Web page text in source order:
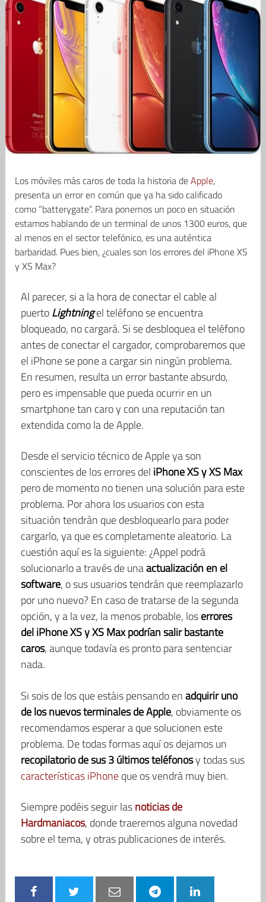
Los móviles más caros de toda la historia deApple,
presenta un error en común que ya ha sido calificado
como “batterygate”. Para ponernos un poco en situación
estamos hablando de un terminal de unos 1300 euros, que
al menos en el sector telefónico, es una auténtica
barbaridad. Pues bien, ¿cuales son los errores del iPhone XS
y XS Max?
Al parecer, si a la hora de conectar el cable al
puertoLightningel teléfono se encuentra
bloqueado, no cargará. Si se desbloquea el teléfono
antes de conectar el cargador, comprobaremos que
el iPhone se pone a cargar sin ningún problema.
En resumen, resulta un error bastante absurdo,
pero es impensable que pueda ocurrir en un
smartphone tan caro y con una reputación tan
extendida como la de Apple.
Desde el servicio técnico de Apple ya son
conscientes de los errores del iPhone XS y XS Max
pero de momento no tienen una solución para este
problema. Por ahora los usuarios con esta
situación tendrán que desbloquearlo para poder
cargarlo, ya que es completamente aleatorio. La
cuestión aquí es la siguiente: ¿Appel podrá
solucionarlo a través de unaactualización en el
software, o sus usuarios tendrán que reemplazarlo
por uno nuevo? En caso de tratarse de la segunda
opción, y a la vez, la menos probable, loserrores
del iPhone XS y XS Max podrían salir bastante
caros, aunque todavía es pronto para sentenciar
nada.
Si sois de los que estáis pensando enadquirir uno
de los nuevos terminales de Apple, obviamente os
recomendamos esperar a que solucionen este
problema. De todas formas aquí os dejamos un
recopilatorio de sus 3 últimos teléfonosy todas sus
características iPhoneque os vendrá muy bien.
Siempre podéis seguir lasnoticias de
Hardmaniacos, donde traeremos alguna novedad
sobre el tema, y otras publicaciones de interés.